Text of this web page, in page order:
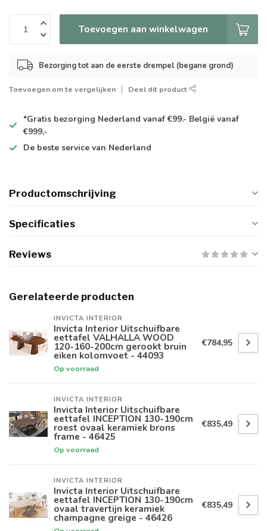
Toevoegen aan winkelwagen
Bezorging tot aan de eerste drempel (begane grond)
Toevoegen om te vergelijken Deel dit product
*Gratis bezorging Nederland vanaf €99.- België vanaf
€999,-
De beste service van Nederland
Productomschrijving
Specificaties
Reviews
Gerelateerde producten
INVICTA INTERIOR
Invicta Interior Uitschuifbare
eettafel VALHALLA WOOD
120-160-200cm gerookt bruin
eiken kolomvoet - 44093
Op voorraad
€784,95
INVICTA INTERIOR
Invicta Interior Uitschuifbare
eettafel INCEPTION 130-190cm
roest ovaal keramiek brons
frame - 46425
Op voorraad
€835,49
INVICTA INTERIOR
Invicta Interior Uitschuifbare
eettafel INCEPTION 130-190cm
ovaal travertijn keramiek
champagne greige - 46426
€835,49